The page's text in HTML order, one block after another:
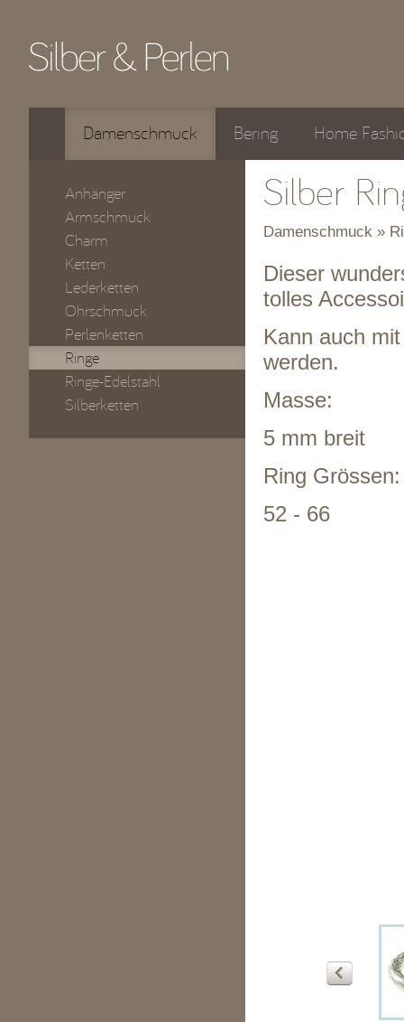
Damenschmuck Bering Home
Anhänger
Armschmuck
Charm
Ketten
Lederketten
Ohrschmuck
Perlenketten
Ringe
Ringe-Edelstahl
Silberketten
Silber
Damenschmuck »
Dieser
tolles
Kann auch
werden.
Masse:
5 mm breit
Ring Grössen:
52 - 66